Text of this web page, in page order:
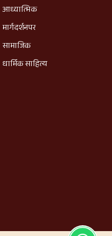
आध्यात्मिक
मार्गदर्शनपर
सामाजिक
धार्मिक साहित्य